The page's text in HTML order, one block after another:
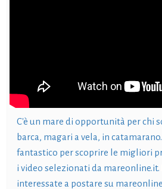
C'è un mare di opportunità per chi
barca, magari a vela, in
fantastico per scoprire le migliori
i video selezionati da mareonline.it.
interessate a postare su